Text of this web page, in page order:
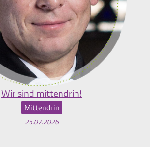
Wir sind mittendrin!
Mittendrin
25.07.2026